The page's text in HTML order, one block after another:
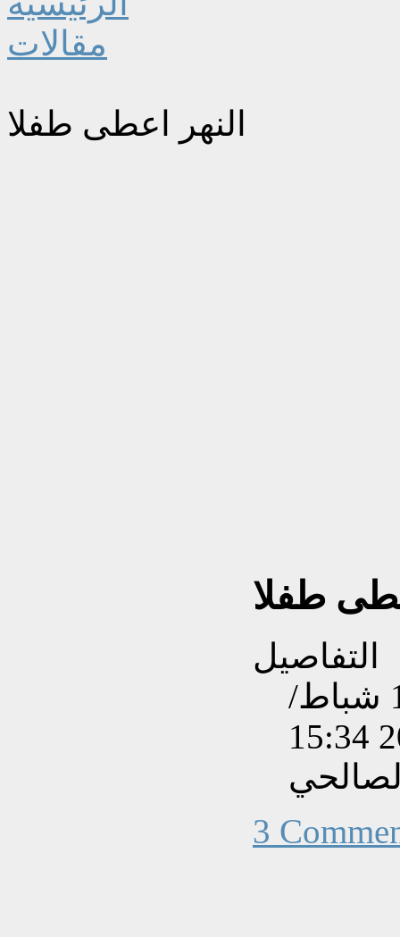
مقالات
النهر اعطى طفلا
طفلا
التفاصيل
تم إنشاءه بتاريخ السبت, 17 شباط/
3